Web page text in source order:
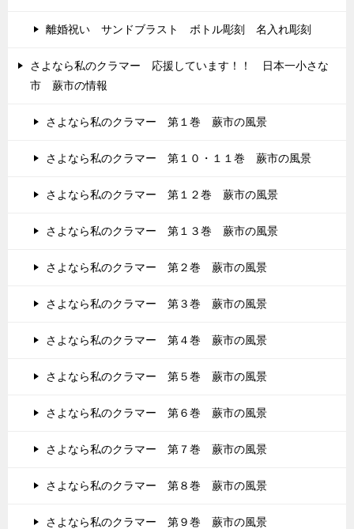
離婚祝い サンドブラスト ボトル彫刻 名入れ彫刻
さよなら私のクラマー 応援しています！！ 日本一小さな
市 蕨市の情報
さよなら私のクラマー 第１巻 蕨市の風景
さよなら私のクラマー 第１０・１１巻 蕨市の風景
さよなら私のクラマー 第１２巻 蕨市の風景
さよなら私のクラマー 第１３巻 蕨市の風景
さよなら私のクラマー 第２巻 蕨市の風景
さよなら私のクラマー 第３巻 蕨市の風景
さよなら私のクラマー 第４巻 蕨市の風景
さよなら私のクラマー 第５巻 蕨市の風景
さよなら私のクラマー 第６巻 蕨市の風景
さよなら私のクラマー 第７巻 蕨市の風景
さよなら私のクラマー 第８巻 蕨市の風景
さよなら私のクラマー 第９巻 蕨市の風景